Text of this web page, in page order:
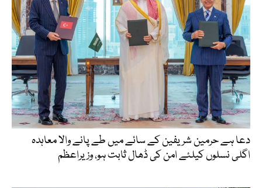
دعا ہے حرمین شریفین کے سائے میں طے پانے والا معاہدہ
اگلی نسلوں کیلئے امن کی ڈھال ثابت ہو، وزیراعظم